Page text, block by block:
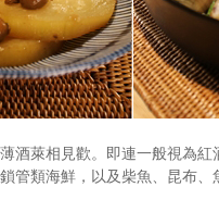
酒萊相見歡。即連一般視為
管類海鮮，以及柴魚、昆布